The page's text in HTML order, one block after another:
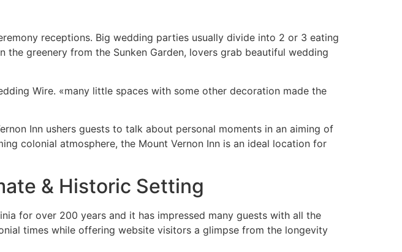
receptions. Big wedding parties usually divide into 2 or 3 eating
greenery from the Sunken Garden, lovers grab beautiful wedding
Wire. «many little spaces with some other decoration made the
Inn ushers guests to talk about personal moments in an aiming of
colonial atmosphere, the Mount Vernon Inn is an ideal location for
& Historic Setting
for over 200 years and it has impressed many guests with all the
times while offering website visitors a glimpse from the longevity